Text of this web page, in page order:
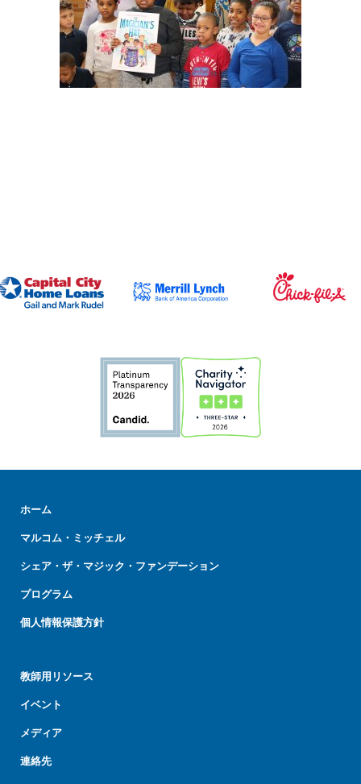
ホーム
マルコム・ミッチェル
シェア・ザ・マジック・ファンデーション
プログラム
個人情報保護方針
教師用リソース
イベント
メディア
連絡先